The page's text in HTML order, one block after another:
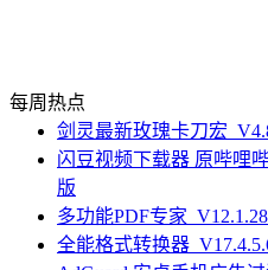
每周热点
剑灵最新玫瑰卡刀宏
闪豆视频下载器 原哔哩
版
多功能PDF专家
全能格式转换器